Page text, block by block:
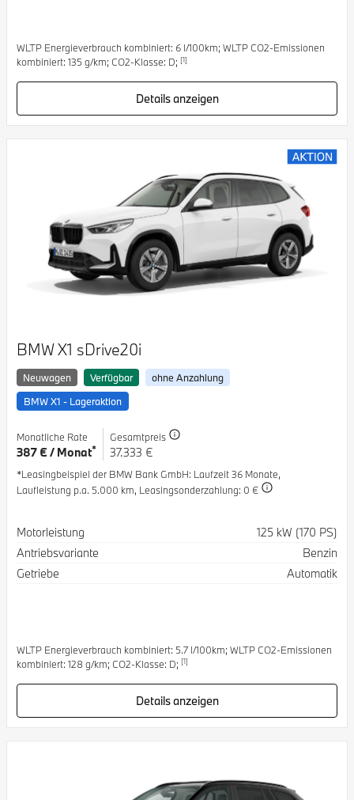
WLTP Energieverbrauch kombiniert: 6 l/100km; WLTP CO2-Emissionen
kombiniert: 135 g/km; CO2-Klasse: D; [1]
Details anzeigen
BMW X1 sDrive20i
Neuwagen Verfügbar
ohne Anzahlung
BMW X1 - Lageraktion
Monatliche Rate
387 € / Monat*
Gesamtpreis
37.333 €
*Leasingbeispiel der BMW Bank GmbH: Laufzeit 36 Monate,
Laufleistung p.a. 5.000 km, Leasingsonderzahlung: 0 €
Spezifikation
Motorleistung
125 kW (170 PS)
Antriebsvariante
Benzin
Getriebe
Automatik
WLTP Energieverbrauch kombiniert: 5.7 l/100km; WLTP CO2-Emissionen
kombiniert: 128 g/km; CO2-Klasse: D; [1]
Details anzeigen